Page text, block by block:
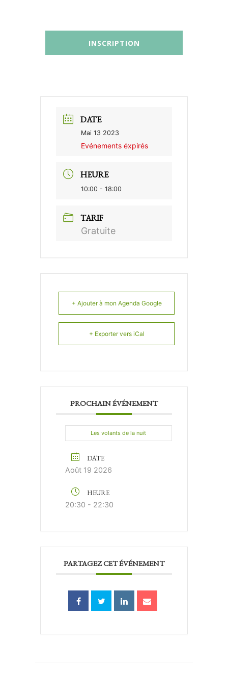
DATE
Mai 13 2023
Evénements éxpirés
HEURE
10:00 - 18:00
TARIF
Gratuite
+ Ajouter à mon Agenda Google
+ Exporter vers iCal
PROCHAIN ÉVÉNEMENT
Les volants de la nuit
DATE
Août 19 2026
HEURE
20:30 - 22:30
PARTAGEZ CET ÉVÉNEMENT